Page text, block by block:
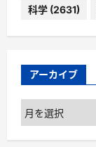
科学 (2631)
アーカイブ
ア
ー
カ